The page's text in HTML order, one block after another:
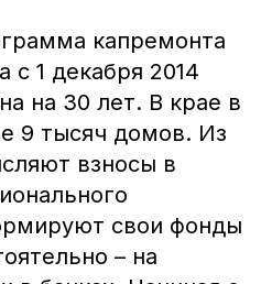
капремонта
1 декабря 2014
на 30 лет. В крае в
9 тысяч домов. Из
взносы в
свои фонды
– на